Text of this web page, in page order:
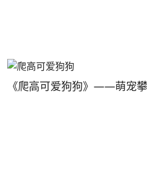
《爬高可爱狗狗》——萌宠